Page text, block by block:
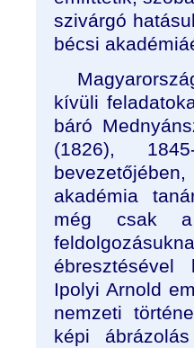
szivárgó
bécsi
kívüli
báró
(1826),
akadémia
még csak a
ébresztésével
Ipolyi Arnold
nemzeti
képi